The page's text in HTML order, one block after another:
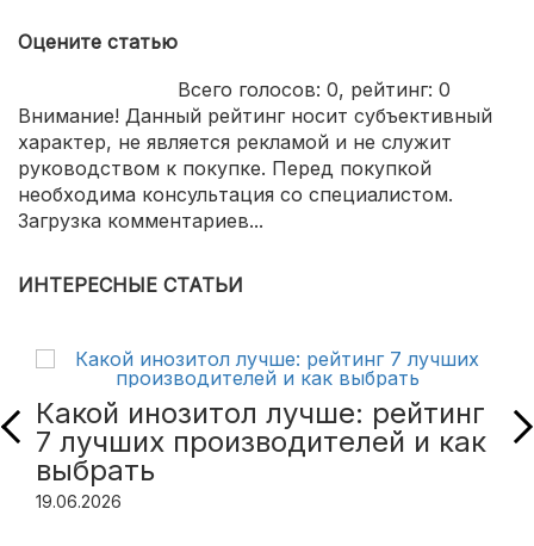
Оцените статью
Всего голосов: 0, рейтинг: 0
Внимание! Данный рейтинг носит субъективный
характер, не является рекламой и не служит
руководством к покупке. Перед покупкой
необходима консультация со специалистом.
Загрузка комментариев...
ИНТЕРЕСНЫЕ СТАТЬИ
Какой инозитол лучше: рейтинг
7 лучших производителей и как
выбрать
19.06.2026